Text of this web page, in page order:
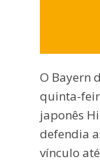
O Bayern
quinta-
japonês
defendia
vínculo